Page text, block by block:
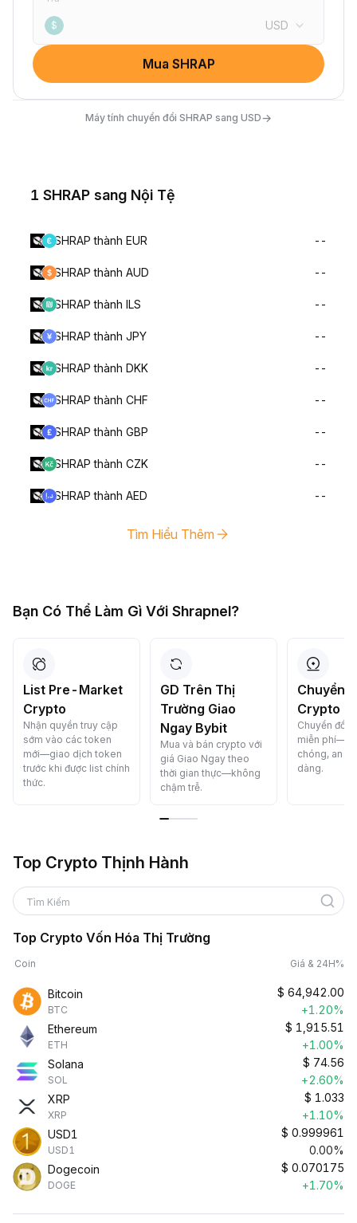
$ USD
Mua SHRAP
Máy tính chuyển đổi SHRAP sang USD→
1 SHRAP sang Nội Tệ
SHRAP thành EUR --
SHRAP thành AUD --
SHRAP thành ILS --
SHRAP thành JPY --
SHRAP thành DKK --
SHRAP thành CHF --
SHRAP thành GBP --
SHRAP thành CZK --
SHRAP thành AED --
Tìm Hiểu Thêm
Bạn Có Thể Làm Gì Với Shrapnel?
List Pre-Market
Crypto
Nhận quyền truy cập
sớm vào các token
mới—giao dịch token
trước khi được list chính
thức.
GD Trên Thị
Trường Giao
Ngay Bybit
Mua và bán crypto với
giá Giao Ngay theo
thời gian thực—không
chậm trễ.
Chuyển
Crypto
Chuyển đổi
miễn
chóng, an
dàng.
Top Crypto Thịnh Hành
Tìm Kiếm
Top Crypto Vốn Hóa Thị Trường
Coin Giá & 24H%
Bitcoin
BTC
$ 64,942.00
+1.20%
Ethereum
ETH
$ 1,915.51
+1.00%
Solana
SOL
$ 74.56
+2.60%
XRP
XRP
$ 1.033
+1.10%
USD1
USD1
$ 0.999961
0.00%
Dogecoin
DOGE
$ 0.070175
+1.70%